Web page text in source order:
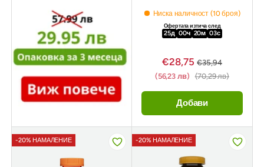
Ниска наличност (10 броя)
Офертата изтича след
25д 00ч 20м 02с
€28,75 €35,94
(56,23 лв) (70,29 лв)
Добави
-20% НАМАЛЕНИЕ -20% НАМАЛЕНИЕ